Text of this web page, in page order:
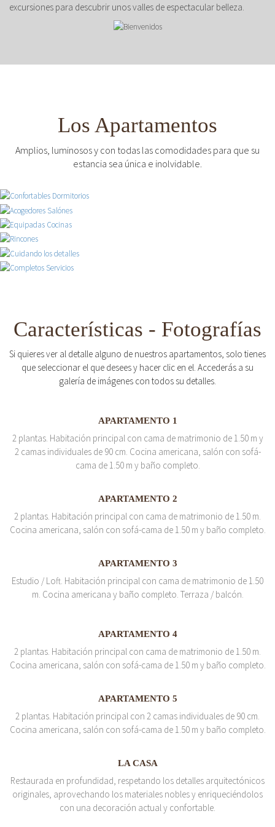
excursiones para descubrir unos valles de espectacular belleza.
Los Apartamentos
Amplios, luminosos y con todas las comodidades para que su
estancia sea única e inolvidable.
Características - Fotografías
Si quieres ver al detalle alguno de nuestros apartamentos, solo tienes
que seleccionar el que desees y hacer clic en el. Accederás a su
galería de imágenes con todos su detalles.
APARTAMENTO 1
2 plantas. Habitación principal con cama de matrimonio de 1.50 m y
2 camas individuales de 90 cm. Cocina americana, salón con sofá-
cama de 1.50 m y baño completo.
APARTAMENTO 2
2 plantas. Habitación principal con cama de matrimonio de 1.50 m.
Cocina americana, salón con sofá-cama de 1.50 m y baño completo.
APARTAMENTO 3
Estudio / Loft. Habitación principal con cama de matrimonio de 1.50
m. Cocina americana y baño completo. Terraza / balcón.
APARTAMENTO 4
2 plantas. Habitación principal con cama de matrimonio de 1.50 m.
Cocina americana, salón con sofá-cama de 1.50 m y baño completo.
APARTAMENTO 5
2 plantas. Habitación principal con 2 camas individuales de 90 cm.
Cocina americana, salón con sofá-cama de 1.50 m y baño completo.
LA CASA
Restaurada en profundidad, respetando los detalles arquitectónicos
originales, aprovechando los materiales nobles y enriqueciéndolos
con una decoración actual y confortable.